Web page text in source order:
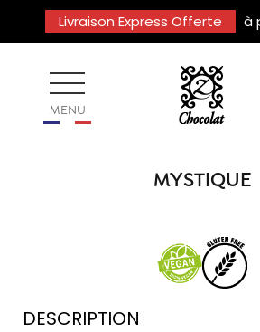
Livraison Express Offerte à
MENU
MYSTIQUE
DESCRIPTION